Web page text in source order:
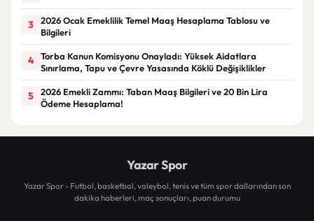
3
2026 Ocak Emeklilik Temel Maaş Hesaplama Tablosu ve
Bilgileri
4
Torba Kanun Komisyonu Onayladı: Yüksek Aidatlara
Sınırlama, Tapu ve Çevre Yasasında Köklü Değişiklikler
5
2026 Emekli Zammı: Taban Maaş Bilgileri ve 20 Bin Lira
Ödeme Hesaplama!
Yazar Spor
Yazar Spor - Futbol, basketbol, voleybol, tenis ve tüm spor dallarından son
dakika haberleri, maç sonuçları, puan durumu